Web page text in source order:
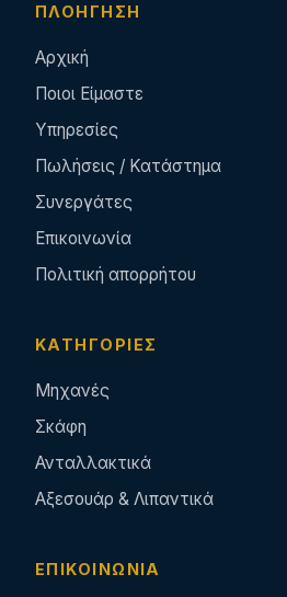
ΠΛΟΉΓΗΣΗ
Αρχική
Ποιοι Είμαστε
Υπηρεσίες
Πωλήσεις / Κατάστημα
Συνεργάτες
Επικοινωνία
Πολιτική απορρήτου
ΚΑΤΗΓΟΡΊΕΣ
Μηχανές
Σκάφη
Ανταλλακτικά
Αξεσουάρ & Λιπαντικά
ΕΠΙΚΟΙΝΩΝΊΑ